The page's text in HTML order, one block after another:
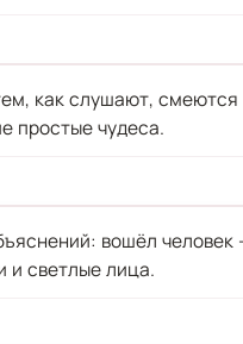
как слушают,
простые чудеса.
вошёл
и светлые лица.